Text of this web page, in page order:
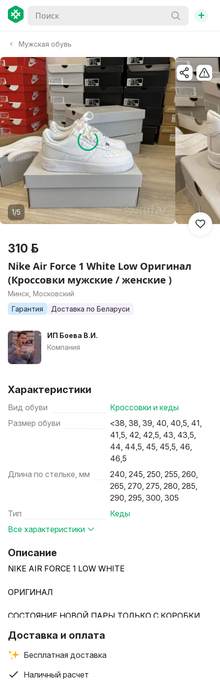
+
Мужская обувь
1/5
310 р.
Nike Air Force 1 White Low Оригинал
(Кроссовки мужские / женские )
Минск, Московский
Гарантия
Доставка по Беларуси
ИП Боева В.И.
Компания
Характеристики
Вид обуви
Кроссовки и кеды
Размер обуви
<38, 38, 39, 40, 40,5, 41,
41,5, 42, 42,5, 43, 43,5,
44, 44,5, 45, 45,5, 46,
46,5
Длина по стельке, мм
240, 245, 250, 255, 260,
265, 270, 275, 280, 285,
290, 295, 300, 305
Тип
Кеды
Все характеристики
Описание
NIKE AIR FORCE 1 LOW WHITE
ОРИГИНАЛ
СОСТОЯНИЕ НОВОЙ ПАРЫ ТОЛЬКО С КОРОБКИ
По запросу отправлю доп фото именно Вашей пары
до самого вручения лично Вам в руки
Фото пар можно посмотреть в описание, а также
Доставка и оплата
Бесплатная доставка
Наличный расчет